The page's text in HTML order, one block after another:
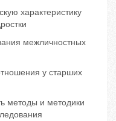
характеристику
межличностных
у старших
методы и методики